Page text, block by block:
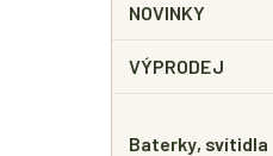
P
N
NOVINKY
VÝPRODEJ
Baterky, svítidla